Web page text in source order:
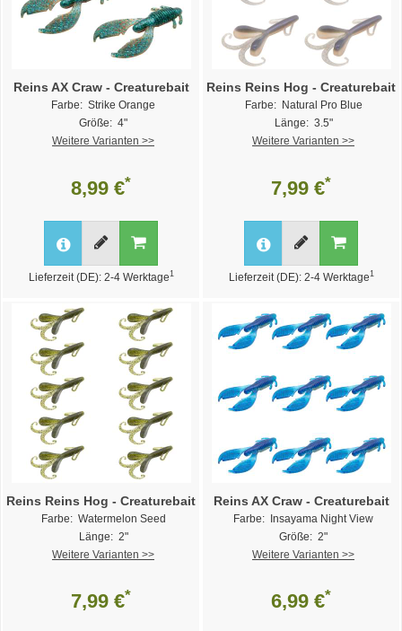
Reins AX Craw - Creaturebait
Farbe: Strike Orange
Größe: 4"
Weitere Varianten >>
8,99 €*
Lieferzeit (DE): 2-4 Werktage1
Reins Reins Hog - Creaturebait
Farbe: Natural Pro Blue
Länge: 3.5"
Weitere Varianten >>
7,99 €*
Lieferzeit (DE): 2-4 Werktage1
Reins Reins Hog - Creaturebait
Farbe: Watermelon Seed
Länge: 2"
Weitere Varianten >>
7,99 €*
Reins AX Craw - Creaturebait
Farbe: Insayama Night View
Größe: 2"
Weitere Varianten >>
6,99 €*